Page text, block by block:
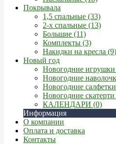
Покрывала
1,5 спальные (33)
2-х спальные (13)
Большие (11)
Комплекты (3)
Накидки на кресла (9)
Новый год
Новогодние
Новогодние
Новогодние
Новогодние
КАЛЕНДАРИ (0)
Информация
О компании
Оплата и доставка
Контакты